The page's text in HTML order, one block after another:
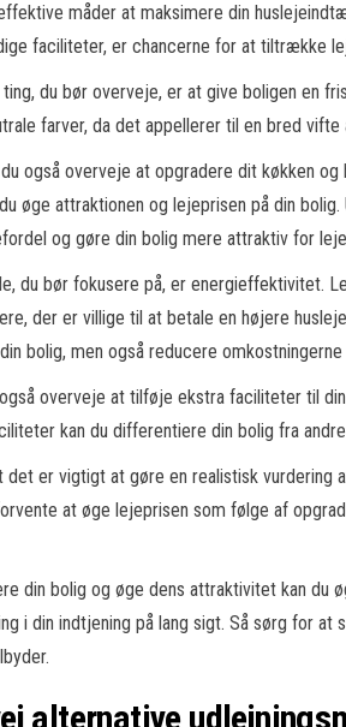
måder at maksimere din
faciliteter, er chancerne for at tiltrække
du bør overveje, er at give boligen en
farver, da det appellerer til en bred
også overveje at opgradere dit køkken
øge attraktionen og lejeprisen på din
og gøre din bolig mere attraktiv for
du bør fokusere på, er energieffektivitet.
der er villige til at betale en højere
bolig, men også reducere
overveje at tilføje ekstra faciliteter til
kan du differentiere din bolig fra
det er vigtigt at gøre en realistisk
at øge lejeprisen som følge af
din bolig og øge dens attraktivitet kan
i din indtjening på lang sigt. Så sørg for
alternative